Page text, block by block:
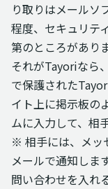
り取りはメールソ
程度、セキュリテ
第のところがありま
それがTayoriなら
で保護された
イト上に掲示板の
ムに入力して、相
※ 相手には、メッ
メールで通知します
問い合わせを入れ